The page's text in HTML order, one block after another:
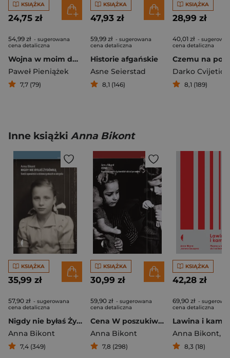
KSIĄŻKA
24,75 zł
54,99 zł - sugerowana
cena detaliczna
Wojna w moim domu. Kiedy konflikt staje się codziennością
Paweł Pieniążek
7,7 (79)
KSIĄŻKA
47,93 zł
59,99 zł - sugerowana
cena detaliczna
Historie afgańskie
Asne Seierstad
8,1 (146)
KSIĄŻKA
28,99 zł
40,01 zł -
cena detaliczna
Darko Cvijetic
8,1 (189)
Inne książki Anna Bikont
KSIĄŻKA
35,99 zł
57,90 zł - sugerowana
cena detaliczna
Nigdy nie byłaś Żydówką Sześć opowieści o dziewczynkach w ukryciu
Anna Bikont
7,4 (349)
KSIĄŻKA
30,99 zł
59,90 zł - sugerowana
cena detaliczna
Cena W poszukiwaniu żydowskich dzieci po wojnie
Anna Bikont
7,8 (298)
KSIĄŻKA
42,28 zł
69,90 zł -
cena detaliczna
Anna Bikont,
8,3 (18)